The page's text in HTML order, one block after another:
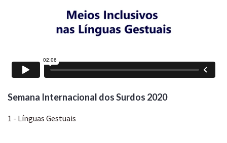
Semana Internacional dos Surdos 2020
1 - Línguas Gestuais